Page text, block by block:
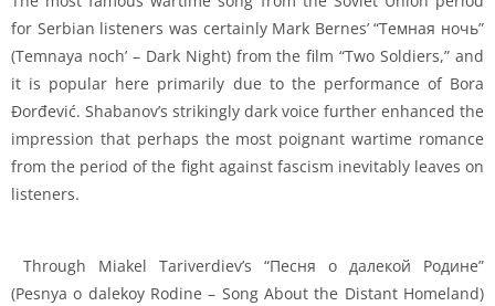
for Serbian listeners was certainly Mark Bernes’ “Темная ночь”
(Temnaya noch’ – Dark Night) from the film “Two Soldiers,” and
it is popular here primarily due to the performance of Bora
Đorđević. Shabanov’s strikingly dark voice further enhanced the
impression that perhaps the most poignant wartime romance
from the period of the fight against fascism inevitably leaves on
listeners.
Through Miakel Tariverdiev’s “Песня о далекой Родине”
(Pesnya o dalekoy Rodine – Song About the Distant Homeland)